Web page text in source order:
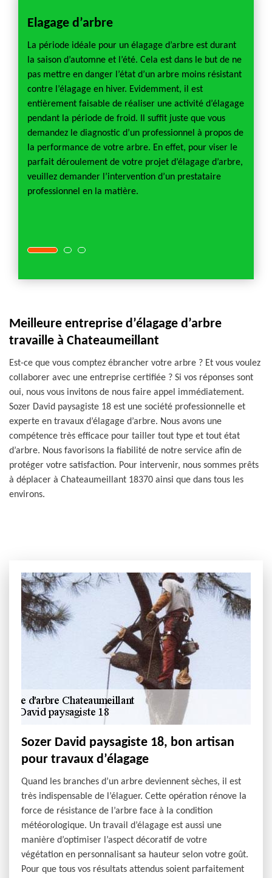
Elagage d’arbre
La période idéale pour un élagage d’arbre est durant
la saison d’automne et l’été. Cela est dans le but de ne
pas mettre en danger l’état d’un arbre moins résistant
contre l’élagage en hiver. Evidemment, il est
entièrement faisable de réaliser une activité d’élagage
pendant la période de froid. Il suffit juste que vous
demandez le diagnostic d’un professionnel à propos de
la performance de votre arbre. En effet, pour viser le
parfait déroulement de votre projet d’élagage d’arbre,
veuillez demander l’intervention d’un prestataire
professionnel en la matière.
Meilleure entreprise d’élagage d’arbre
travaille à Chateaumeillant
Est-ce que vous comptez ébrancher votre arbre ? Et vous voulez
collaborer avec une entreprise certifiée ? Si vos réponses sont
oui, nous vous invitons de nous faire appel immédiatement.
Sozer David paysagiste 18 est une société professionnelle et
experte en travaux d’élagage d’arbre. Nous avons une
compétence très efficace pour tailler tout type et tout état
d’arbre. Nous favorisons la fiabilité de notre service afin de
protéger votre satisfaction. Pour intervenir, nous sommes prêts
à déplacer à Chateaumeillant 18370 ainsi que dans tous les
environs.
Sozer David paysagiste 18, bon artisan
pour travaux d’élagage
Quand les branches d’un arbre deviennent sèches, il est
très indispensable de l’élaguer. Cette opération rénove la
force de résistance de l’arbre face à la condition
météorologique. Un travail d’élagage est aussi une
manière d’optimiser l’aspect décoratif de votre
végétation en personnalisant sa hauteur selon votre goût.
Pour que tous vos résultats attendus soient parfaitement